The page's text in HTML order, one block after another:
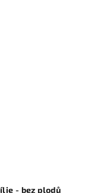
- bez plodů